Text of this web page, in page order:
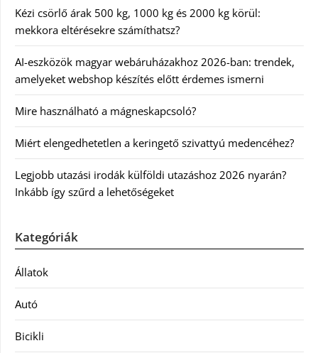
Kézi csörlő árak 500 kg, 1000 kg és 2000 kg körül:
mekkora eltérésekre számíthatsz?
AI-eszközök magyar webáruházakhoz 2026-ban: trendek,
amelyeket webshop készítés előtt érdemes ismerni
Mire használható a mágneskapcsoló?
Miért elengedhetetlen a keringető szivattyú medencéhez?
Legjobb utazási irodák külföldi utazáshoz 2026 nyarán?
Inkább így szűrd a lehetőségeket
Kategóriák
Állatok
Autó
Bicikli